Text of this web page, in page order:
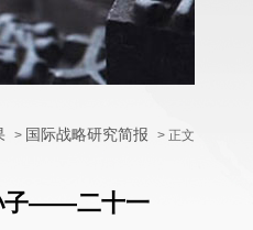
> 国际战略研究简报 > 正文
子——二十一